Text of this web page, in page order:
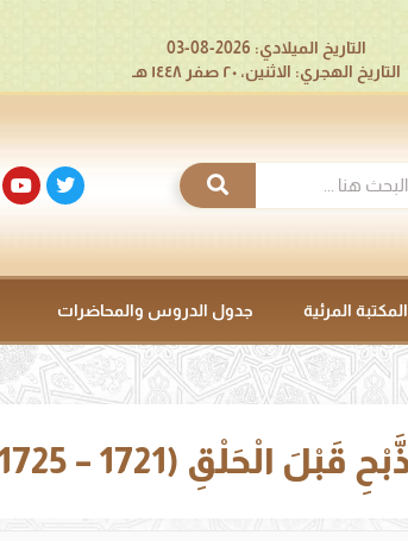
التاريخ الميلادي: 2026-08-03
التاريخ الهجري: الاثنين، ٢٠ صفر ١٤٤٨ هـ
المكتبة المرئية جدول الدروس والمحاضرات